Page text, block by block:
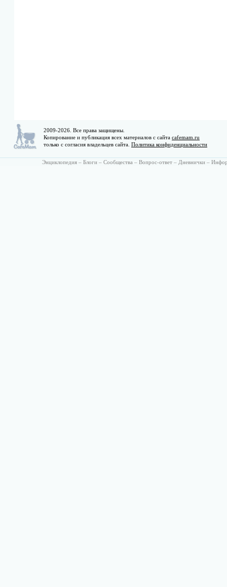
2009-2026. Все права защищены.
Копирование и публикация всех материалов с сайта cafemam.ru
только с согласия владельцев сайта. Политика конфиденциальности
Энциклопедия – Блоги – Сообщества – Вопрос-ответ – Дневнички –